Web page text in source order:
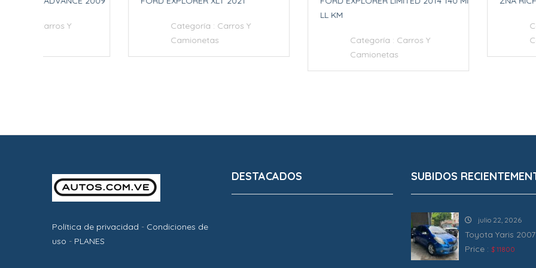
Carros Y
Carros Y
Camionetas
Carros Y
Política de privacidad - Condiciones de
uso - PLANES
DESTACADOS SUBIDOS
julio 22, 2026
Toyota Yaris 2007
Price : $ 11800